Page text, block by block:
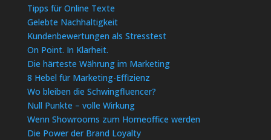
Tipps für Online Texte
Gelebte Nachhaltigkeit
Kundenbewertungen als Stresstest
On Point. In Klarheit.
Die härteste Währung im Marketing
8 Hebel für Marketing-Effizienz
Wo bleiben die Schwingfluencer?
Null Punkte – volle Wirkung
Wenn Showrooms zum Homeoffice werden
Die Power der Brand Loyalty